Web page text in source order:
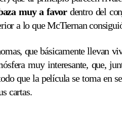
muy a favordentro del
a lo que McTiernan
que básicamente llevan
muy interesante, que,
que la película se toma en
cartas.